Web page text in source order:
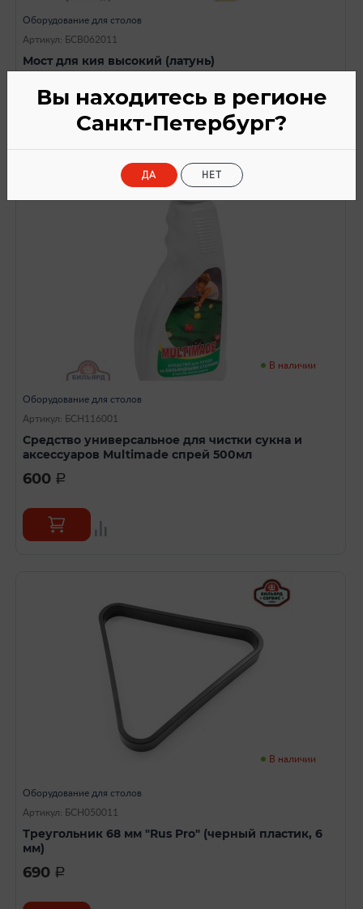
Оборудование для столов
Артикул: БСВ062011
Мост для кия высокий (латунь)
В наличии
Оборудование для столов
Артикул: БСН116001
Средство универсальное для чистки сукна и
аксессуаров Multimade спрей 500мл
600 a
В наличии
Оборудование для столов
Артикул: БСН050011
Треугольник 68 мм "Rus Pro" (черный пластик, 6
мм)
690 a
Вы находитесь в регионе
Санкт-Петербург?
ДА НЕТ